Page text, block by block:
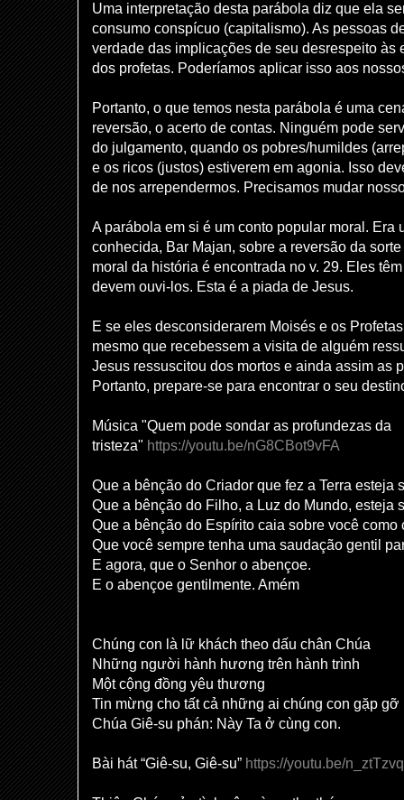
Uma interpretação desta parábola diz que ela
consumo conspícuo (capitalismo). As pessoas
verdade das implicações de seu desrespeito às
dos profetas. Poderíamos aplicar isso aos
Portanto, o que temos nesta parábola é uma
reversão, o acerto de contas. Ninguém pode
do julgamento, quando os pobres/humildes
e os ricos (justos) estiverem em agonia. Isso
de nos arrependermos. Precisamos mudar
A parábola em si é um conto popular moral. Era
conhecida, Bar Majan, sobre a reversão da
moral da história é encontrada no v. 29. Eles
devem ouvi-los. Esta é a piada de Jesus.
E se eles desconsiderarem Moisés e os
mesmo que recebessem a visita de alguém
Jesus ressuscitou dos mortos e ainda assim as
Portanto, prepare-se para encontrar o seu
Música "Quem pode sondar as profundezas da
tristeza" https://youtu.be/nG8CBot9vFA
Que a bênção do Criador que fez a Terra esteja
Que a bênção do Filho, a Luz do Mundo, esteja
Que a bênção do Espírito caia sobre você como
Que você sempre tenha uma saudação gentil
E agora, que o Senhor o abençoe.
E o abençoe gentilmente. Amém
Chúng con là lữ khách theo dấu chân Chúa
Những người hành hương trên hành trình
Một cộng đồng yêu thương
Tin mừng cho tất cả những ai chúng con gặp gỡ
Chúa Giê-su phán: Này Ta ở cùng con.
Bài hát “Giê-su, Giê-su” https://youtu.be/